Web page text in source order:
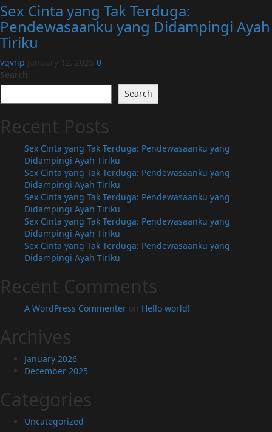
Sex Cinta yang Tak Terduga:
Pendewasaanku yang Didampingi Ayah
Tiriku
vqvnp January 12, 2026 0
Search
Search
Recent Posts
Sex Cinta yang Tak Terduga: Pendewasaanku yang
Didampingi Ayah Tiriku
Sex Cinta yang Tak Terduga: Pendewasaanku yang
Didampingi Ayah Tiriku
Sex Cinta yang Tak Terduga: Pendewasaanku yang
Didampingi Ayah Tiriku
Sex Cinta yang Tak Terduga: Pendewasaanku yang
Didampingi Ayah Tiriku
Sex Cinta yang Tak Terduga: Pendewasaanku yang
Didampingi Ayah Tiriku
Recent Comments
A WordPress Commenter on Hello world!
Archives
January 2026
December 2025
Categories
Uncategorized